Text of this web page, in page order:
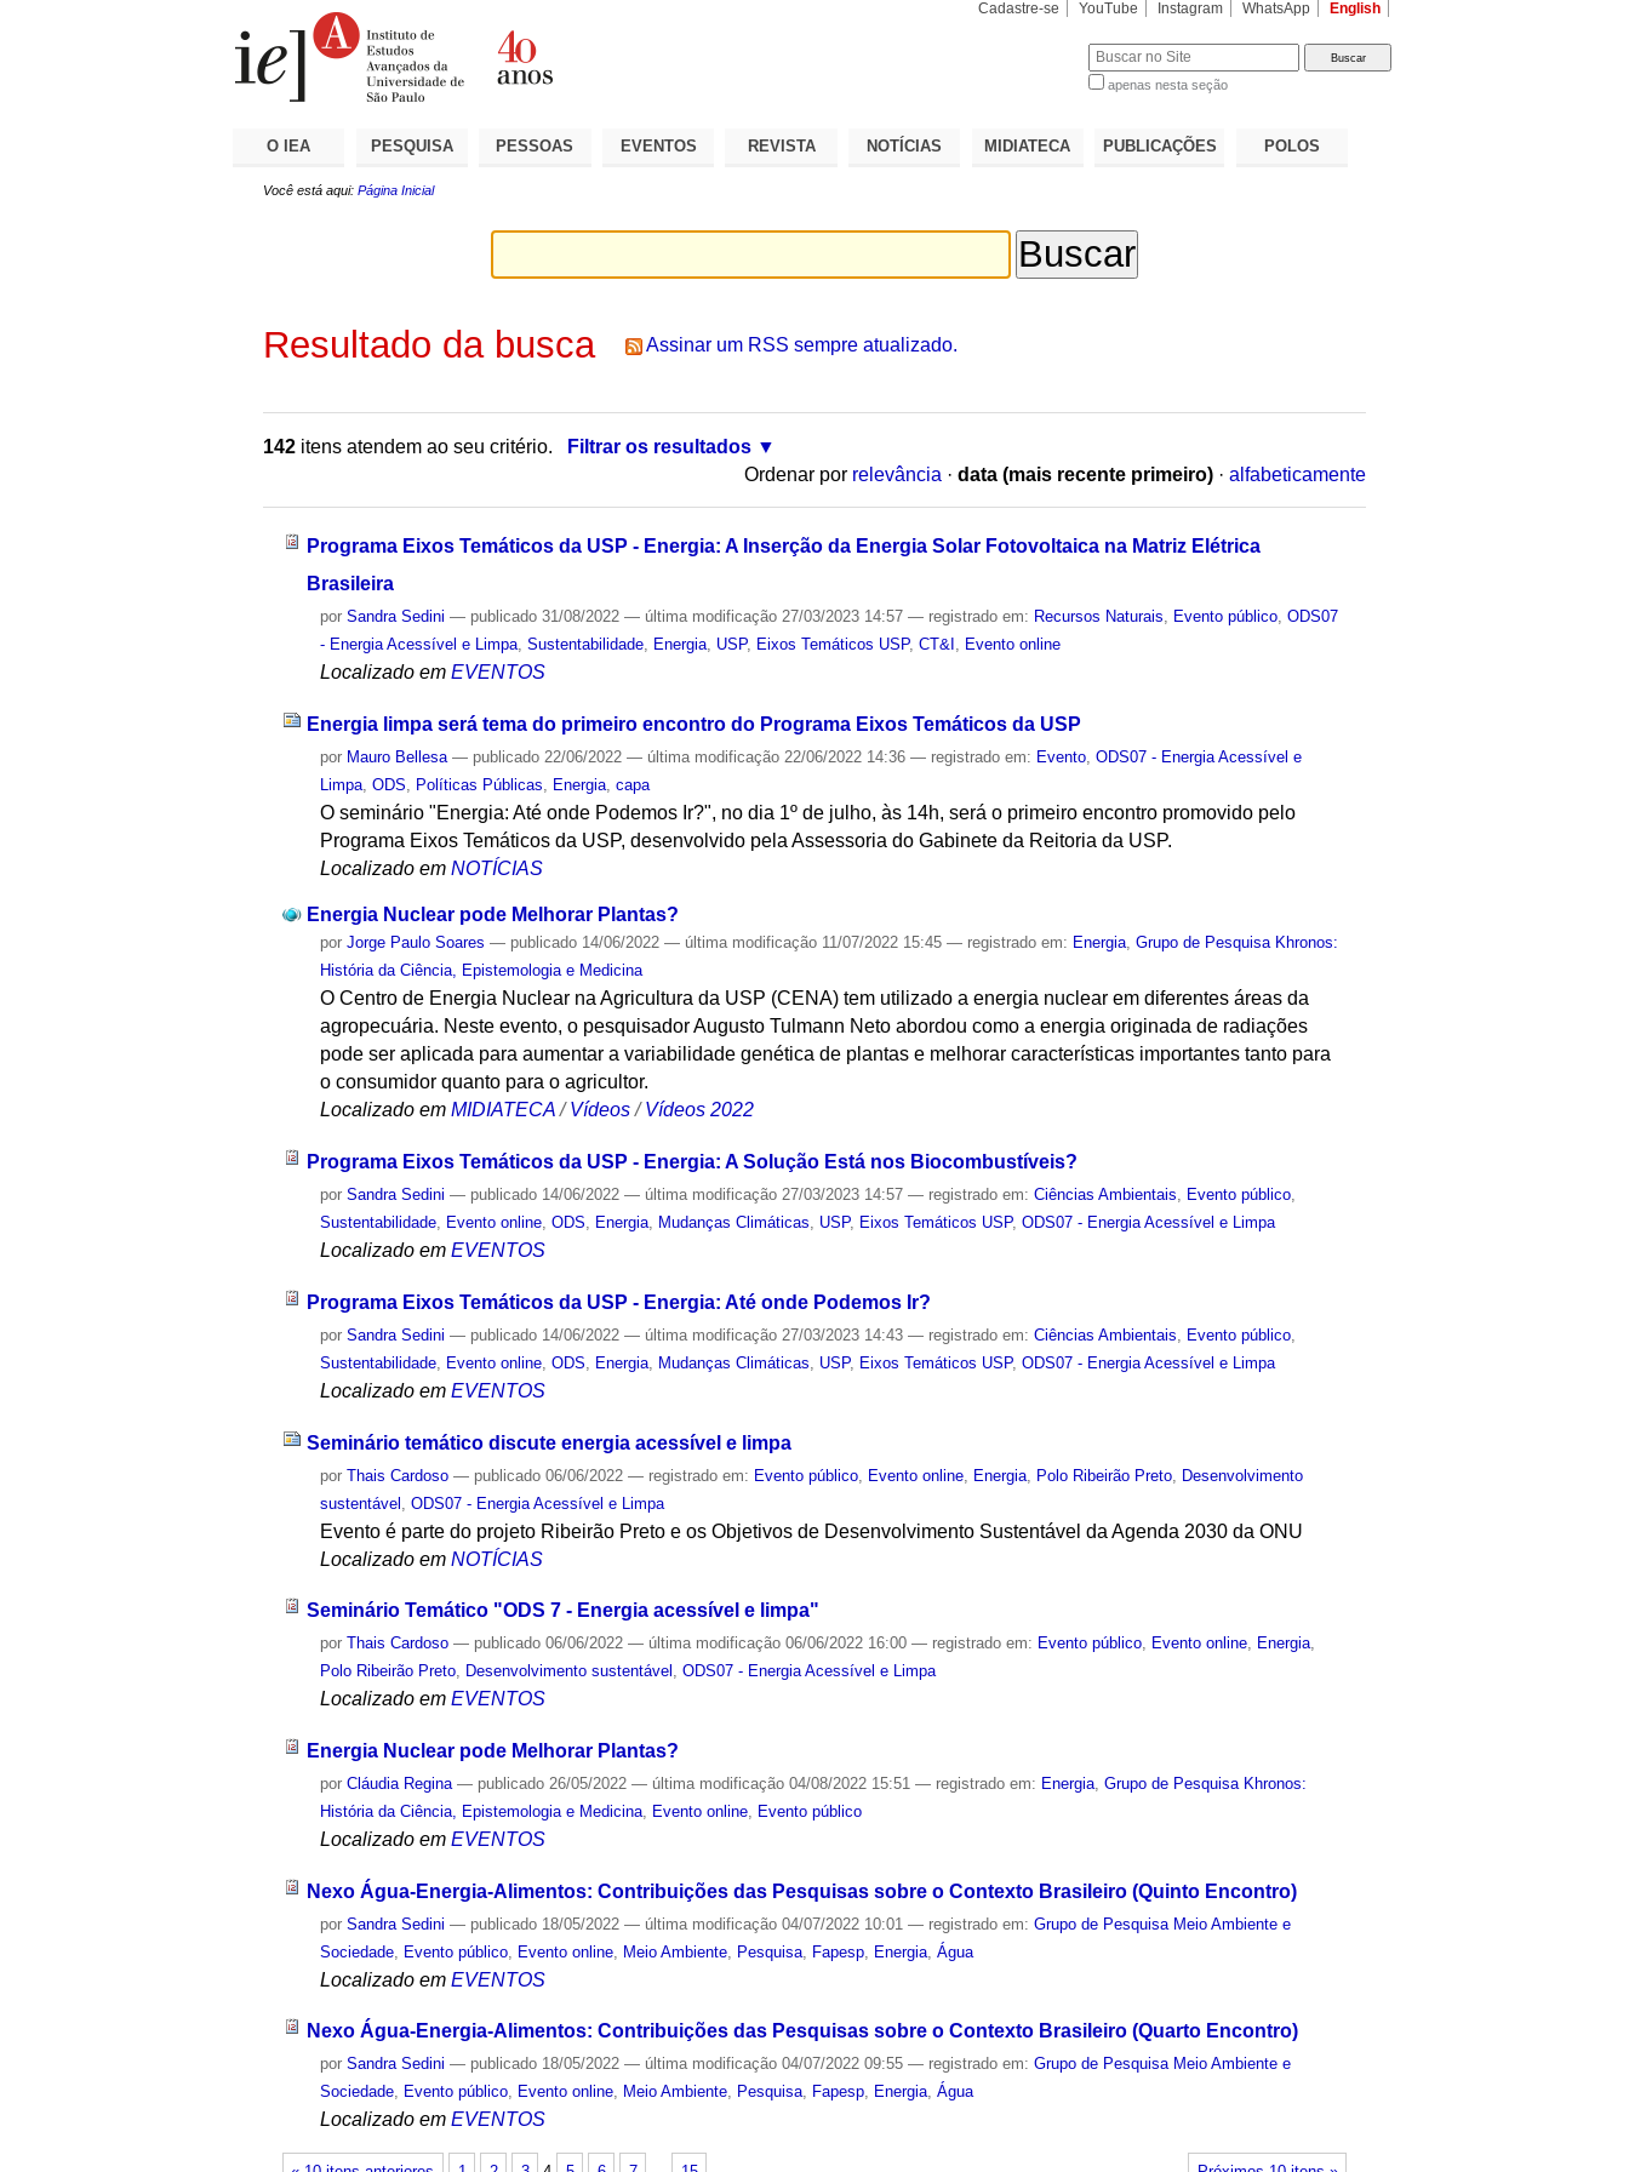
Cadastre-se YouTube Instagram WhatsApp English
apenas nesta seção
O IEA PESQUISA PESSOAS EVENTOS REVISTA NOTÍCIAS MIDIATECA PUBLICAÇÕES POLOS
Você está aqui: Página Inicial
Resultado da busca Assinar um RSS sempre atualizado.
142 itens atendem ao seu critério.
Filtrar os resultados
Ordenar por relevância · data (mais recente primeiro) · alfabeticamente
Programa Eixos Temáticos da USP - Energia: A Inserção da Energia Solar Fotovoltaica na Matriz Elétrica
Brasileira
porSandra Sedini — publicado 31/08/2022— última modificação 27/03/2023 14:57— registrado em: Recursos Naturais Evento público ,ODS07
- Energia Acessível e Limpa ,Sustentabilidade Energia USP, Eixos Temáticos USP,CT&I Evento online
Localizado em EVENTOS
Energia limpa será tema do primeiro encontro do Programa Eixos Temáticos da USP
por Mauro Bellesa — publicado 22/06/2022— última modificação 22/06/2022 14:36— registrado em: Evento ,ODS07 - Energia Acessível e
Limpa ,ODS Políticas Públicas Energia ,capa
O seminário "Energia: Até onde Podemos Ir?", no dia 1º de julho, às 14h, será o primeiro encontro promovido pelo
Programa Eixos Temáticos da USP, desenvolvido pela Assessoria do Gabinete da Reitoria da USP.
Localizado em NOTÍCIAS
Energia Nuclear pode Melhorar Plantas?
porJorge Paulo Soares — publicado 14/06/2022— última modificação 11/07/2022 15:45— registrado em: Energia,Grupo de Pesquisa Khronos:
História da Ciência, Epistemologia e Medicina
O Centro de Energia Nuclear na Agricultura da USP (CENA) tem utilizado a energia nuclear em diferentes áreas da
agropecuária. Neste evento, o pesquisador Augusto Tulmann Neto abordou como a energia originada de radiações
pode ser aplicada para aumentar a variabilidade genética de plantas e melhorar características importantes tanto para
o consumidor quanto para o agricultor.
Localizado em MIDIATECA /Vídeos /Vídeos 2022
Programa Eixos Temáticos da USP - Energia: A Solução Está nos Biocombustíveis?
porSandra Sedini — publicado 14/06/2022— última modificação 27/03/2023 14:57— registrado em:Ciências Ambientais, Evento público,
Sustentabilidade, Evento online,ODS, Energia, Mudanças Climáticas, USP, Eixos Temáticos USP,ODS07 - Energia Acessível e Limpa
Localizado em EVENTOS
Programa Eixos Temáticos da USP - Energia: Até onde Podemos Ir?
porSandra Sedini — publicado 14/06/2022— última modificação 27/03/2023 14:43— registrado em:Ciências Ambientais Evento público
Sustentabilidade
Evento online ,ODS Energia Mudanças Climáticas USP, Eixos Temáticos USP,ODS07 - Energia Acessível e Limpa
Localizado em EVENTOS
Seminário temático discute energia acessível e limpa
porThais Cardoso — publicado 06/06/2022— registrado em: Evento público Evento online Energia Polo Ribeirão Preto Desenvolvimento
sustentável ,ODS07 - Energia Acessível e Limpa
Evento é parte do projeto Ribeirão Preto e os Objetivos de Desenvolvimento Sustentável da Agenda 2030 da ONU
Localizado em NOTÍCIAS
Seminário Temático "ODS 7 - Energia acessível e limpa"
porThais Cardoso — publicado 06/06/2022— última modificação 06/06/2022 16:00— registrado em: Evento público, Evento online, Energia,
Polo Ribeirão Preto, Desenvolvimento sustentável ,ODS07 - Energia Acessível e Limpa
Localizado em EVENTOS
Energia Nuclear pode Melhorar Plantas?
porCláudia Regina — publicado 26/05/2022— última modificação 04/08/2022 15:51— registrado em: Energia ,Grupo de Pesquisa Khronos:
História da Ciência, Epistemologia e Medicina
Evento online Evento público
Localizado em EVENTOS
Nexo Água-Energia-Alimentos: Contribuições das Pesquisas sobre o Contexto Brasileiro (Quinto Encontro)
porSandra Sedini — publicado 18/05/2022— última modificação 04/07/2022 10:01— registrado em:Grupo de Pesquisa Meio Ambiente e
Sociedade Evento público Evento online Meio Ambiente Pesquisa Fapesp Energia ,Água
Localizado em EVENTOS
Nexo Água-Energia-Alimentos: Contribuições das Pesquisas sobre o Contexto Brasileiro (Quarto Encontro)
porSandra Sedini — publicado 18/05/2022— última modificação 04/07/2022 09:55— registrado em:Grupo de Pesquisa Meio Ambiente e
Sociedade, Evento público, Evento online, Meio Ambiente, Pesquisa, Fapesp, Energia,Água
Localizado em EVENTOS